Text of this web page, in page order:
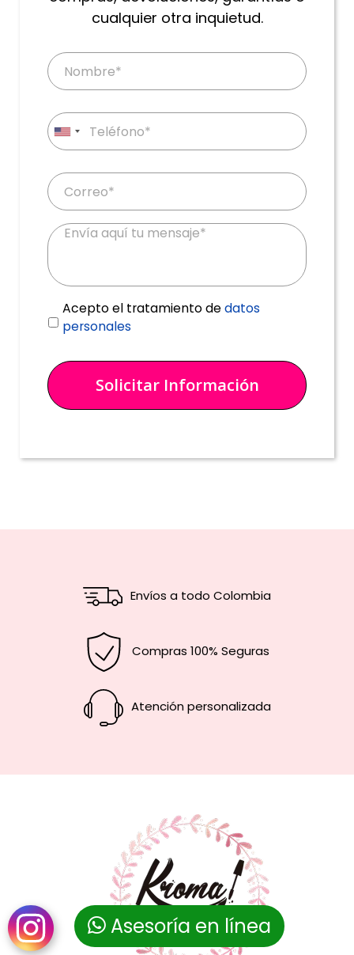
cualquier otra inquietud.
N
a
m
*
P
h
n
e
*
E
m
a
l
M
e
n
j
*
r
a
m
n
e
Acepto el tratamiento dedatos
personales
Envíos a todo Colombia
Compras 100% Seguras
Atención personalizada
Asesoría en línea